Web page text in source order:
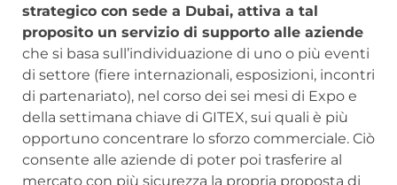
strategico con sede a Dubai, attiva a tal
proposito un servizio di supporto alle aziende
che si basa sull’individuazione di uno o più eventi
di settore (fiere internazionali, esposizioni, incontri
di partenariato), nel corso dei sei mesi di Expo e
della settimana chiave di GITEX, sui quali è più
opportuno concentrare lo sforzo commerciale. Ciò
consente alle aziende di poter poi trasferire al
mercato con più sicurezza la propria proposta di